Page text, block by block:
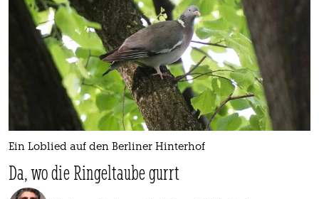
Ein Loblied auf den Berliner Hinterhof
Da, wo die Ringeltaube gurrt